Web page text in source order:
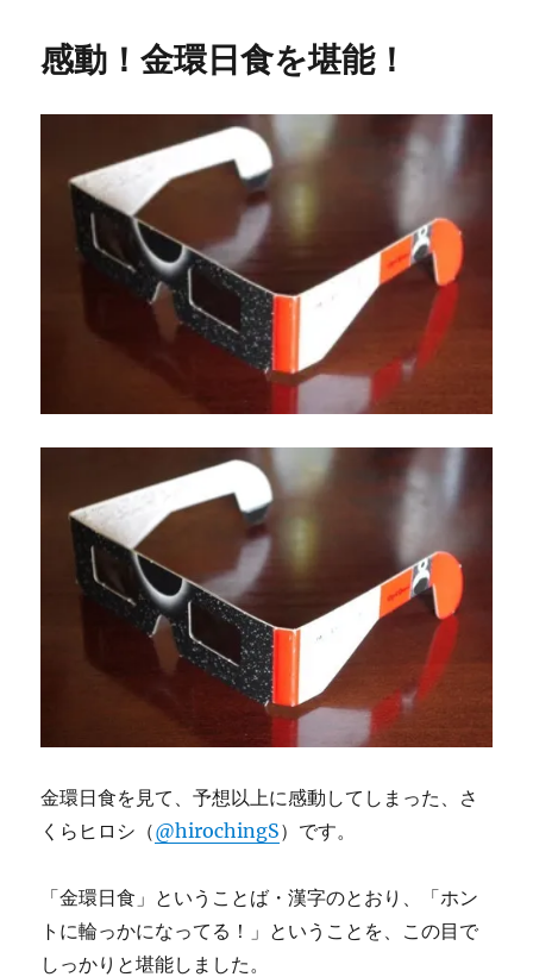
ー
イ
5
月
21
感動！金環日食を堪能！
金環日食を見て、予想以上に感動してしまった、さ
くらヒロシ（@hirochingS）です。
「金環日食」ということば・漢字のとおり、「ホン
トに輪っかになってる！」ということを、この目で
しっかりと堪能しました。